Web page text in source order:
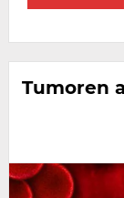
Tumoren